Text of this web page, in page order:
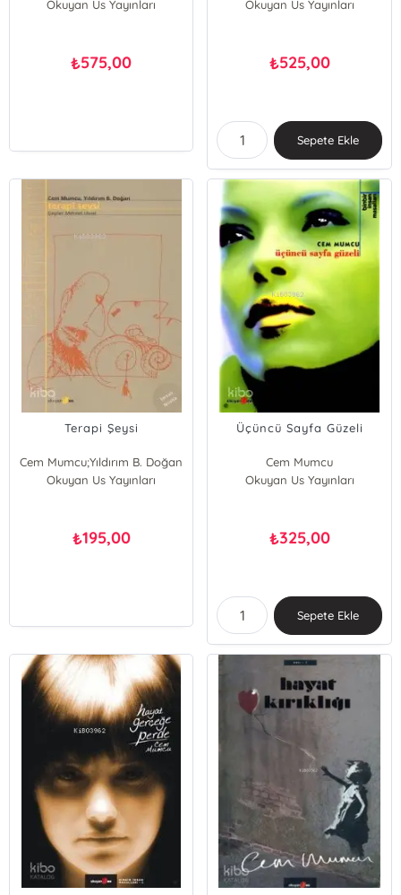
Okuyan Us Yayınları
₺575,00
Okuyan Us Yayınları
₺525,00
Sepete Ekle
Terapi Şeysi
Cem Mumcu;Yıldırım B. Doğan
Cem Mumcu
Okuyan Us Yayınları
₺195,00
Üçüncü Sayfa Güzeli
Cem Mumcu
Okuyan Us Yayınları
₺325,00
Sepete Ekle